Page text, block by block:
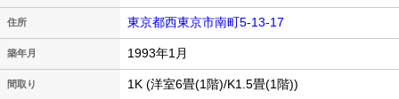
住所 東京都西東京市南町5-13-17
築年月 1993年1月
間取り 1K (洋室6畳(1階)/K1.5畳(1階))